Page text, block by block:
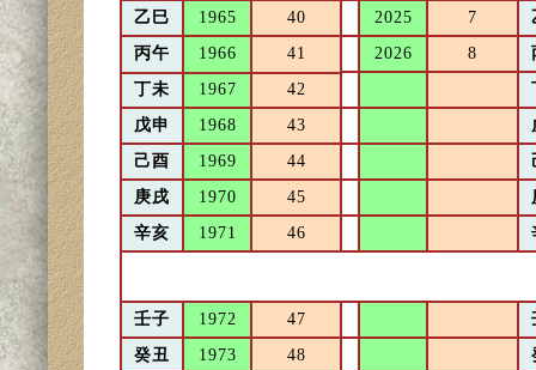
乙巳
1965 40 2025 7
丙午
1966 41 2026 8
丁未
1967 42
戊申
1968 43
己酉
1969 44
庚戌
1970 45
辛亥
1971 46
壬子 1972 47
癸丑
1973 48